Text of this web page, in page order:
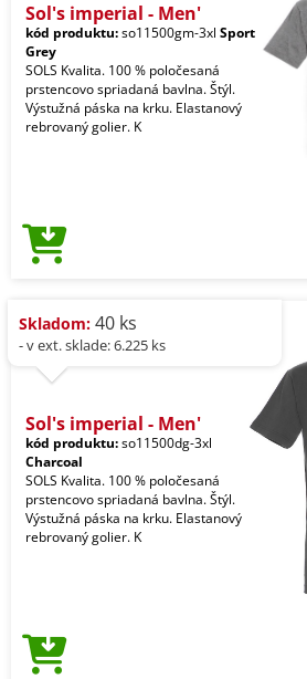
Sol's imperial - Men'
kód produktu:so11500gm-3xl Sport
Grey
SOLS Kvalita. 100 % poločesaná
prstencovo spriadaná bavlna. Štýl.
Výstužná páska na krku. Elastanový
rebrovaný golier. K
Skladom: 40 ks
- v ext. sklade: 6.225 ks
Sol's imperial - Men'
kód produktu:so11500dg-3xl
Charcoal
SOLS Kvalita. 100 % poločesaná
prstencovo spriadaná bavlna. Štýl.
Výstužná páska na krku. Elastanový
rebrovaný golier. K